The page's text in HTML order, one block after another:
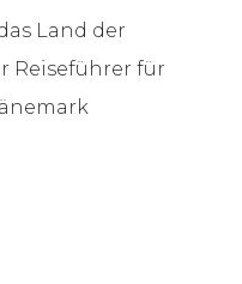
Land der
Reiseführer für